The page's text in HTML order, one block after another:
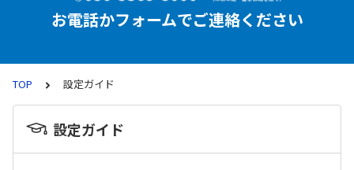
お電話かフォームでご連絡ください
TOP 設定ガイド
設定ガイド